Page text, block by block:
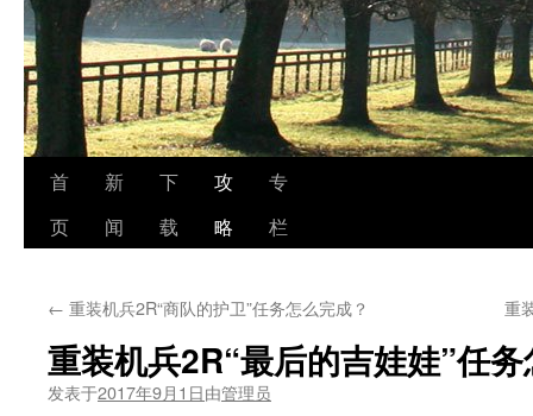
首
页
新
闻
下
载
攻
略
专
栏
← 重装机兵2R“商队的护卫”任务怎么完成？ 重
重装机兵2R“最后的吉娃娃”任
发表于2017年9月1日由管理员